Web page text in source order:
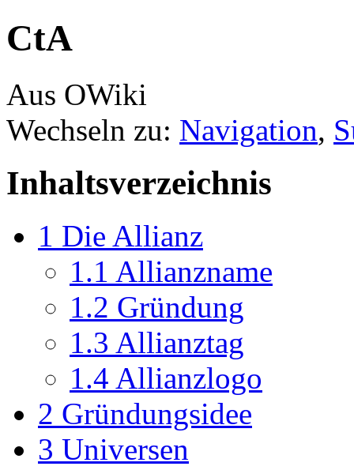
CtA
Aus OWiki
Wechseln zu: Navigation,
Inhaltsverzeichnis
1 Die Allianz
1.1 Allianzname
1.2 Gründung
1.3 Allianztag
1.4 Allianzlogo
2 Gründungsidee
3 Universen